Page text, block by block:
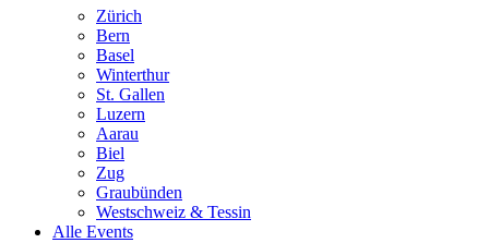
Zürich
Bern
Basel
Winterthur
St. Gallen
Luzern
Aarau
Biel
Zug
Graubünden
Westschweiz & Tessin
Alle Events